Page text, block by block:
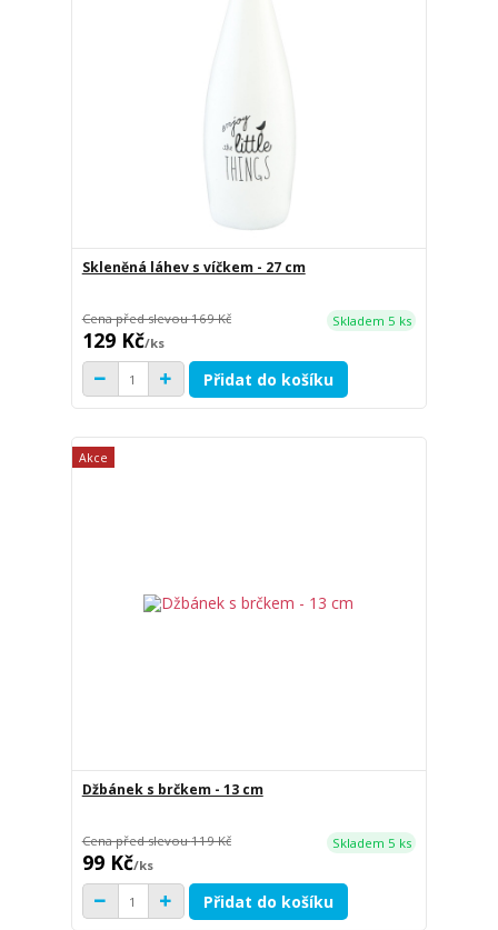
Skleněná láhev s víčkem - 27 cm
Cena před slevou169 Kč
129 Kč/ks
Skladem 5 ks
Přidat do košíku
Akce
Džbánek s brčkem - 13 cm
Cena před slevou119 Kč
99 Kč/ks
Skladem 5 ks
Přidat do košíku